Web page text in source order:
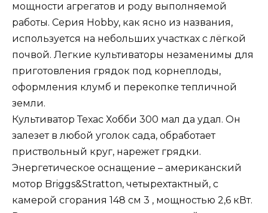
мощности агрегатов и роду выполняемой
работы. Серия Hobby, как ясно из названия,
используется на небольших участках с лёгкой
почвой. Легкие культиваторы незаменимы для
приготовления грядок под корнеплоды,
оформления клумб и перекопке тепличной
земли.
Культиватор Техас Хобби 300 мал да удал. Он
залезет в любой уголок сада, обработает
приствольный круг, нарежет грядки.
Энергетическое оснащение – американский
мотор Briggs&Stratton, четырехтактный, с
камерой сгорания 148 см 3 , мощностью 2,6 кВт.